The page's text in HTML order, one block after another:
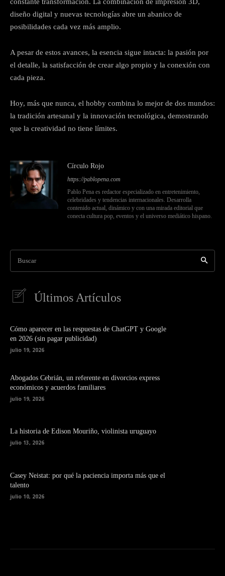
diseño digital y nuevas tecnologías abre un abanico de
posibilidades cada vez más amplio.
A pesar de estos avances, la esencia sigue intacta: la pasión por
el detalle, la satisfacción de crear algo propio y la conexión con
cada pieza.
Hoy, más que nunca, el hobby combina lo mejor de dos mundos:
la tradición artesanal y la innovación tecnológica, demostrando
que la creatividad no tiene límites.
Círculo Rojo
https://pablopena.com
Pablo Pena es redactor especializado en entretenimiento,
celebridades y tendencias internacionales. Desarrolla
contenido actual, dinámico y con una mirada editorial que
conecta cultura pop, eventos y el universo mediático hispano.
Buscar
Últimos Artículos
Cómo aparecer en las respuestas de ChatGPT y Google
en 2026 (sin pagar publicidad)
julio 19, 2026
Abogados Cebrián, un referente en divorcios express
económicos y acuerdos familiares
julio 19, 2026
La historia de Edison Mouriño, violinista uruguayo
julio 13, 2026
Casey Neistat: por qué la paciencia importa más que el
talento
julio 10, 2026